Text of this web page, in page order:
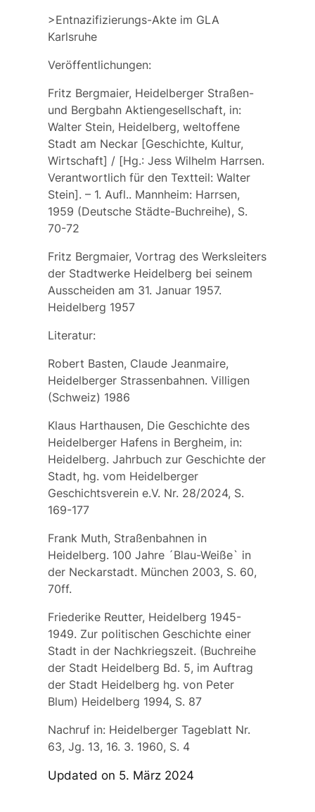
>Entnazifizierungs-Akte im GLA
Karlsruhe
Veröffentlichungen:
Fritz Bergmaier, Heidelberger Straßen-
und Bergbahn Aktiengesellschaft, in:
Walter Stein, Heidelberg, weltoffene
Stadt am Neckar [Geschichte, Kultur,
Wirtschaft] / [Hg.: Jess Wilhelm Harrsen.
Verantwortlich für den Textteil: Walter
Stein]. – 1. Aufl.. Mannheim: Harrsen,
1959 (Deutsche Städte-Buchreihe), S.
70-72
Fritz Bergmaier, Vortrag des Werksleiters
der Stadtwerke Heidelberg bei seinem
Ausscheiden am 31. Januar 1957.
Heidelberg 1957
Literatur:
Robert Basten, Claude Jeanmaire,
Heidelberger Strassenbahnen. Villigen
(Schweiz) 1986
Klaus Harthausen, Die Geschichte des
Heidelberger Hafens in Bergheim, in:
Heidelberg. Jahrbuch zur Geschichte der
Stadt, hg. vom Heidelberger
Geschichtsverein e.V. Nr. 28/2024, S.
169-177
Frank Muth, Straßenbahnen in
Heidelberg. 100 Jahre ´Blau-Weiße` in
der Neckarstadt. München 2003, S. 60,
70ff.
Friederike Reutter, Heidelberg 1945-
1949. Zur politischen Geschichte einer
Stadt in der Nachkriegszeit. (Buchreihe
der Stadt Heidelberg Bd. 5, im Auftrag
der Stadt Heidelberg hg. von Peter
Blum) Heidelberg 1994, S. 87
Nachruf in: Heidelberger Tageblatt Nr.
63, Jg. 13, 16. 3. 1960, S. 4
Updated on 5. März 2024